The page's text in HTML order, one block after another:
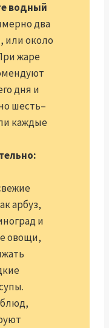
водный
два
или около
жаре
дня и
шесть–
каждые
арбуз,
и
овощи,
блюд,